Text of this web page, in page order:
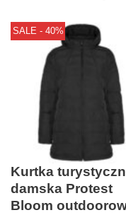
SALE - 40%
Kurtka
damska Protest
Bloom